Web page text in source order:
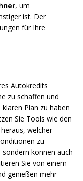
, um
ist. Der
für Ihre
Autokredits
zu schaffen und
Plan zu haben
Sie Tools wie den
welcher
zu
sondern können auch
Sie von einem
genießen mehr